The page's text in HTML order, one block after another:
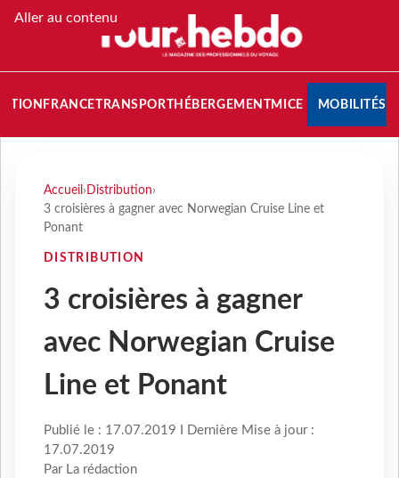
Aller au contenu
FRANCETRANSPORT HÉBERGEMENTMICE MOBILITÉS
Accueil › Distribution›
3 croisières à gagner avec Norwegian Cruise Line et
Ponant
DISTRIBUTION
3 croisières à gagner
avec Norwegian Cruise
Line et Ponant
Publié le : 17.07.2019 I Dernière Mise à jour :
17.07.2019
Par La rédaction